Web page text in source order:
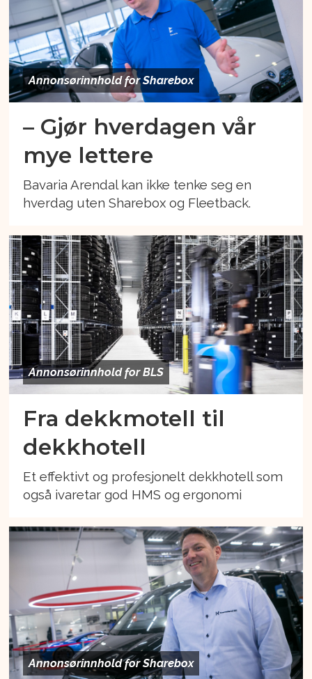
Annonsørinnhold for Sharebox
– Gjør hverdagen vår
mye lettere
Bavaria Arendal kan ikke tenke seg en
hverdag uten Sharebox og Fleetback.
Annonsørinnhold for BLS
Fra dekkmotell til
dekkhotell
Et effektivt og profesjonelt dekkhotell som
også ivaretar god HMS og ergonomi
Annonsørinnhold for Sharebox